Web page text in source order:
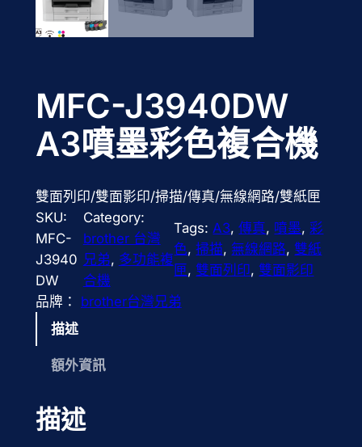
MFC-J3940DW
A3噴墨彩色複合機
雙面列印/雙面影印/掃描/傳真/無線網路/雙紙匣
SKU:
MFC-
J3940
DW
Category:
brother 台灣
兄弟, 多功能複
合機
Tags: A3, 傳真, 噴墨, 彩
色, 掃描, 無線網路, 雙紙
匣, 雙面列印, 雙面影印
品牌： brother台灣兄弟
描述
額外資訊
描述